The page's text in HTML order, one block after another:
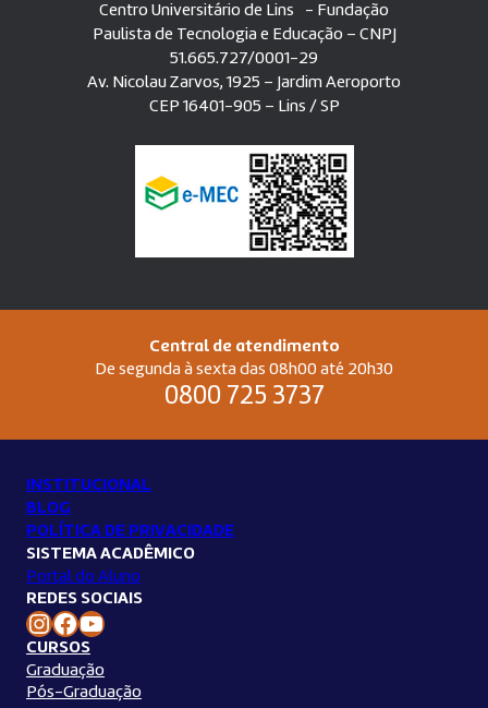
Centro Universitário de Lins - Fundação
Paulista de Tecnologia e Educação – CNPJ
51.665.727/0001-29
Av. Nicolau Zarvos, 1925 – Jardim Aeroporto
CEP 16401-905 – Lins / SP
Central de atendimento
De segunda à sexta das 08h00 até 20h30
0800 725 3737
INSTITUCIONAL
BLOG
POLÍTICA DE PRIVACIDADE
SISTEMA ACADÊMICO
Portal do Aluno
REDES SOCIAIS
Instagram Unilins Facebook Unilins Youtube Unilins
CURSOS
Graduação
Pós-Graduação